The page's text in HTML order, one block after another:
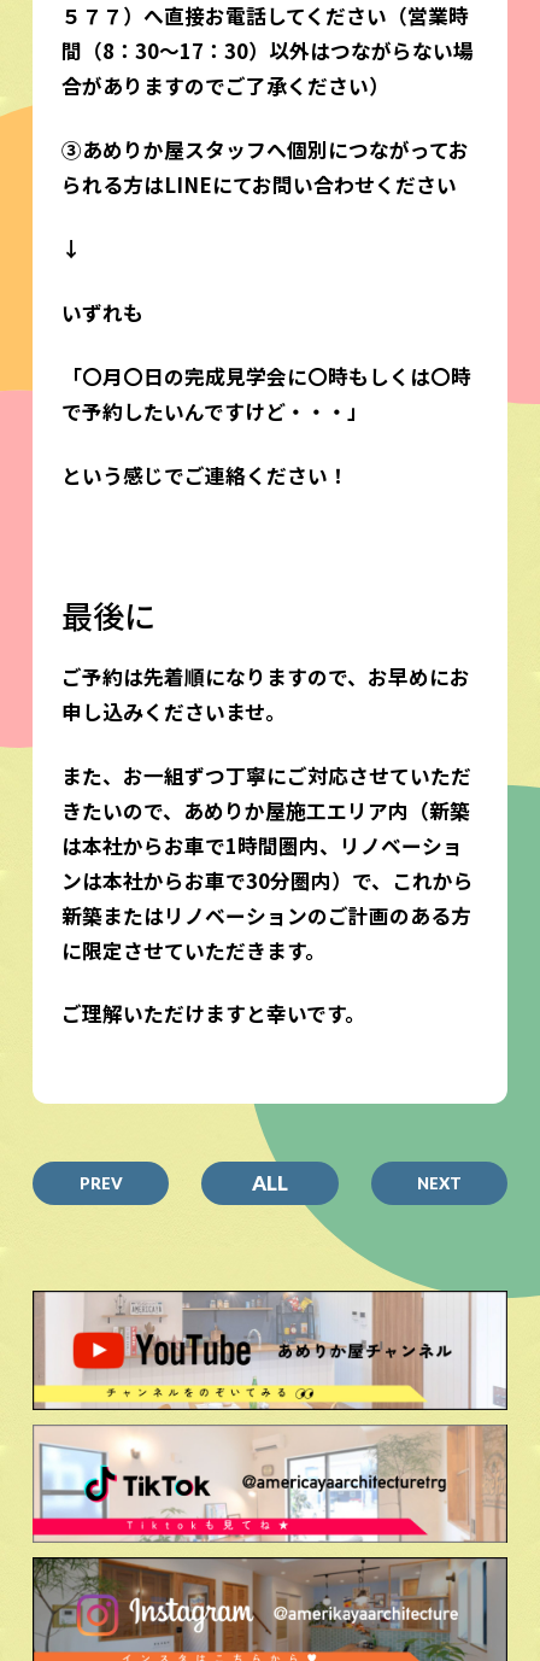
５７７）へ直接お電話してください（営業時
間（8：30～17：30）以外はつながらない場
合がありますのでご了承ください）
③あめりか屋スタッフへ個別につながってお
られる方はLINEにてお問い合わせください
↓
いずれも
「〇月〇日の完成見学会に〇時もしくは〇時
で予約したいんですけど・・・」
という感じでご連絡ください！
最後に
ご予約は先着順になりますので、お早めにお
申し込みくださいませ。
また、お一組ずつ丁寧にご対応させていただ
きたいので、あめりか屋施工エリア内（新築
は本社からお車で1時間圏内、リノベーショ
ンは本社からお車で30分圏内）で、これから
新築またはリノベーションのご計画のある方
に限定させていただきます。
ご理解いただけますと幸いです。
PREV ALL NEXT